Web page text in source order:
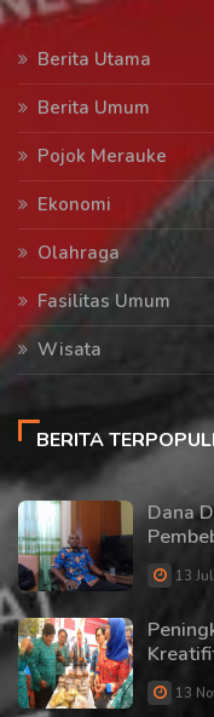
Berita Utama
Berita Umum
Pojok Merauke
Ekonomi
Olahraga
Fasilitas Umum
Wisata
BERITA
Dana
13
13